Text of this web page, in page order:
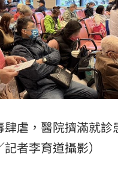
虐，醫院擠滿就診
記者李育道攝影）